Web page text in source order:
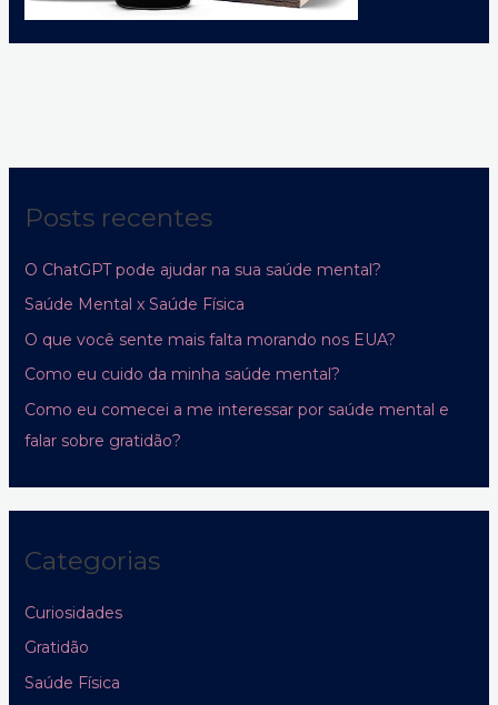
Posts recentes
O ChatGPT pode ajudar na sua saúde mental?
Saúde Mental x Saúde Física
O que você sente mais falta morando nos EUA?
Como eu cuido da minha saúde mental?
Como eu comecei a me interessar por saúde mental e
falar sobre gratidão?
Categorias
Curiosidades
Gratidão
Saúde Física